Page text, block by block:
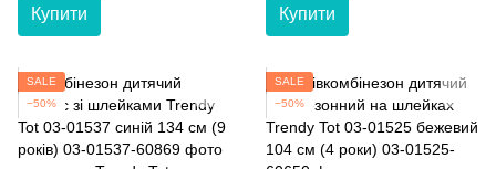
Купити Купити
SALE
−50%
SALE
−50%